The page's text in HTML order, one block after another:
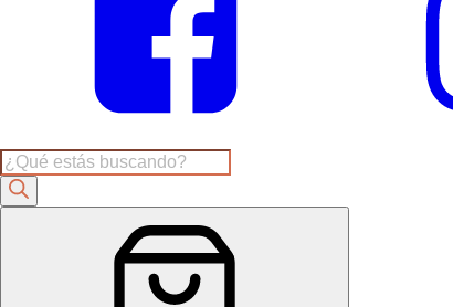
Products
search